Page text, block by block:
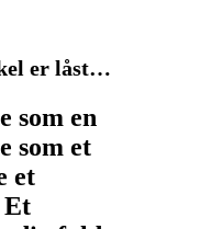
er låst…
som en
som et
et
Et